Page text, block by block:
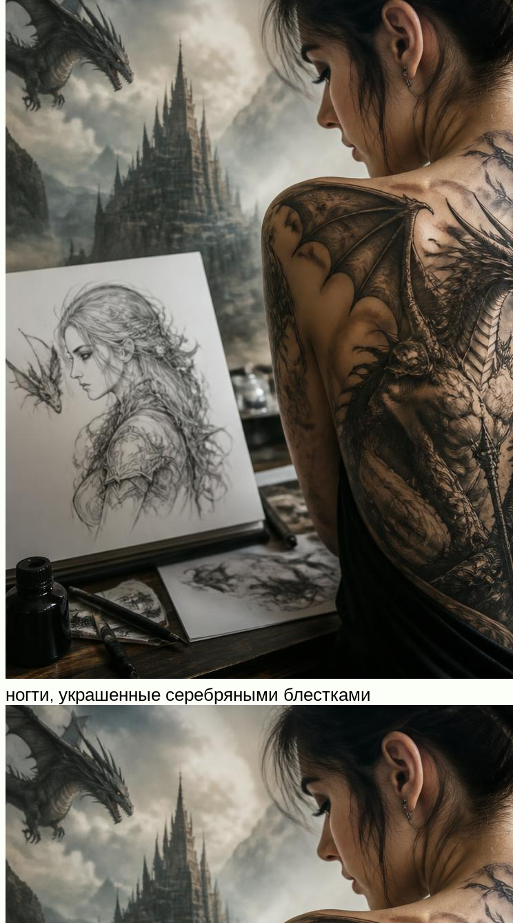
ногти, украшенные серебряными блестками